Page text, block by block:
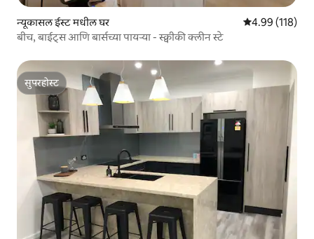
न्यूकासल ईस्ट मधील घर 5 पैकी 4.99
4.99 (118)
बीच, बाईट्स आणि बार्सच्या पायऱ्या - स्क्वीकी क्लीन स्टे
सुपरहोस्ट
सुपरहोस्ट